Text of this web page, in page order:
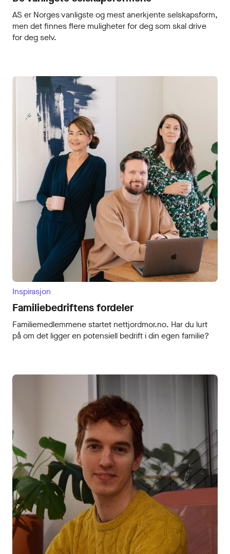
AS er Norges vanligste og mest anerkjente selskapsform,
men det finnes flere muligheter for deg som skal drive
for deg selv.
Inspirasjon
Familiebedriftens fordeler
Familiemedlemmene startet nettjordmor.no. Har du lurt
på om det ligger en potensiell bedrift i din egen familie?